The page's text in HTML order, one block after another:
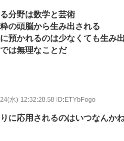
分野は数学と芸術
の頭脳から生み出される
預かれるのは少なくても生み
は無理なことだ
水) 12:32:28.58 ID:ETYbFogo
に応用されるのはいつなんか